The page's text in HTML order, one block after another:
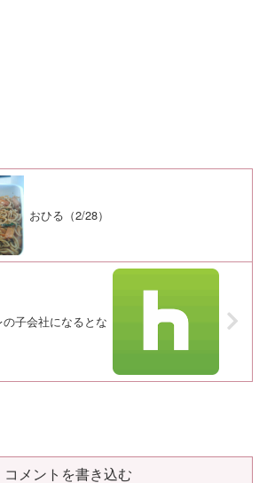
おひる（2/28）
子会社になるとな
コメントを書き込む